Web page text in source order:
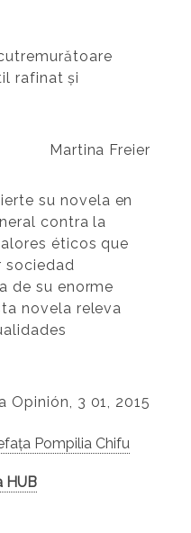
rafinat și
Martina Freier
su novela en
contra la
éticos que
sociedad
de su enorme
novela releva
Opinión, 3 01, 2015
Pompilia Chifu
HUB